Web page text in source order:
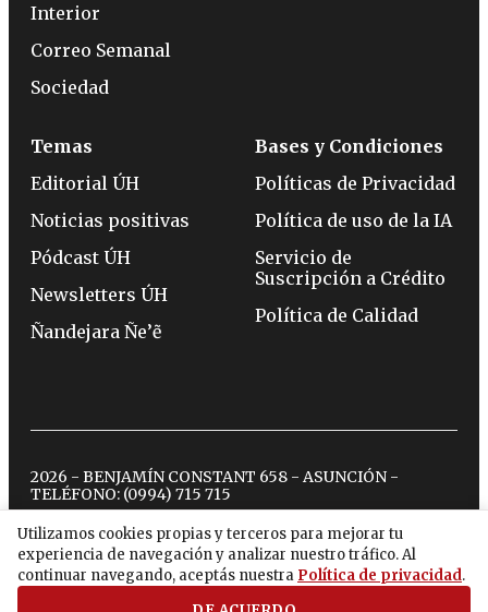
Utilizamos cookies propias y terceros para mejorar tu
experiencia de navegación y analizar nuestro tráfico. Al
continuar navegando, aceptás nuestra Política de privacidad.
Interior
Correo Semanal
Sociedad
Temas
Editorial ÚH
Noticias positivas
Pódcast ÚH
Newsletters ÚH
Ñandejara Ñe’ẽ
Bases y Condiciones
Políticas de Privacidad
Política de uso de la IA
Servicio de
Suscripción a Crédito
Política de Calidad
2026 - BENJAMÍN CONSTANT 658 - ASUNCIÓN -
TELÉFONO: (0994) 715 715
twitterinstagram
facebook
tiktokyoutubespotify